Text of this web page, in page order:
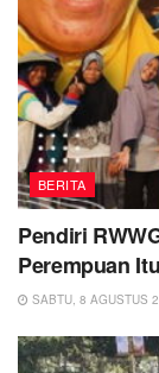
BERITA
Pendiri
Perempuan
SABTU, 8 AGUSTUS